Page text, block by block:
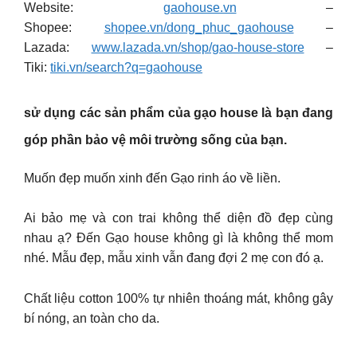
Website: gaohouse.vn –
Shopee: shopee.vn/dong_phuc_gaohouse–
Lazada: www.lazada.vn/shop/gao-house-store–
Tiki: tiki.vn/search?q=gaohouse
sử dụng các sản phẩm của gạo house là bạn đang
góp phần bảo vệ môi trường sống của bạn.
Muốn đẹp muốn xinh đến Gạo rinh áo về liền.
Ai bảo mẹ và con trai không thể diện đồ đẹp cùng
nhau ạ? Đến Gạo house không gì là không thể mom
nhé. Mẫu đẹp, mẫu xinh vẫn đang đợi 2 mẹ con đó ạ.
Chất liệu cotton 100% tự nhiên thoáng mát, không gây
bí nóng, an toàn cho da.